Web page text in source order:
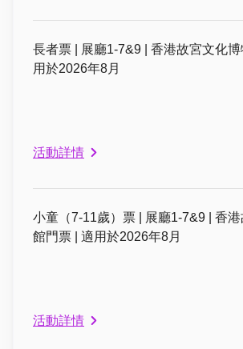
長者票 | 展廳1-7&9 | 香港故宮文化
用於2026年8月
活動詳情
小童（7-11歲）票 | 展廳1-7&9 | 香
館門票 | 適用於2026年8月
活動詳情